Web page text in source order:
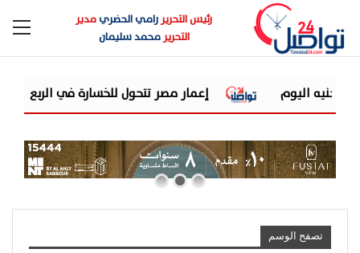
رئيس التحريررامي الحضريمدير
التحريرمحمد سليمان
إعمار مصر تتحول للخسارة في الربع الثاني.. 2.2 مليار جنيه خسائر رغم ارتفاع الإيرادات 22.6%
تصفح الوسم